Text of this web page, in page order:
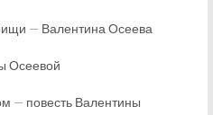
— Валентина Осеева
Осеевой
— повесть Валентины